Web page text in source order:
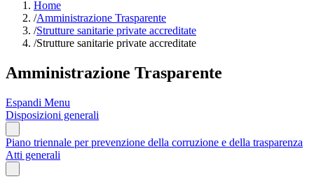
Home
/Amministrazione Trasparente
/Strutture sanitarie private accreditate
/Strutture sanitarie private accreditate
Amministrazione Trasparente
Espandi Menu
Disposizioni generali
Piano triennale per prevenzione della corruzione e della trasparenza
Atti generali